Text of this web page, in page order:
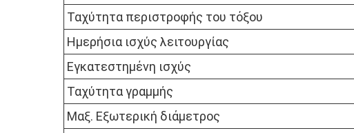
Ταχύτητα περιστροφής του τόξου
Ημερήσια ισχύς λειτουργίας
Εγκατεστημένη ισχύς
Ταχύτητα γραμμής
Μαξ. Εξωτερική διάμετρος